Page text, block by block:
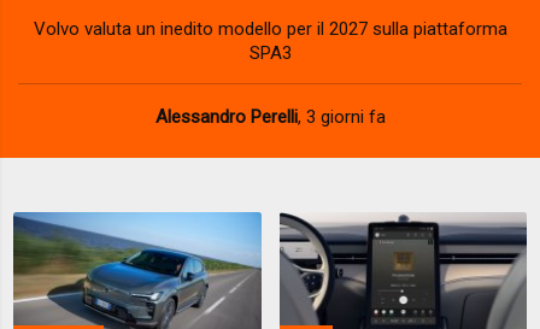
Volvo valuta un inedito modello per il 2027 sulla piattaforma
SPA3
Alessandro Perelli, 3 giorni fa